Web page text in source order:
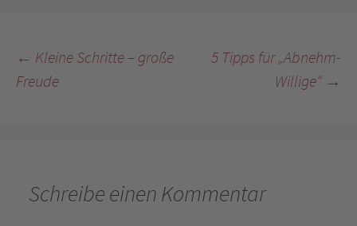
Beitragsnavigation
← Kleine Schritte – große
Freude
5 Tipps für „Abnehm-
Willige“ →
Schreibe einen Kommentar